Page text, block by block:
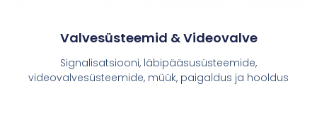
Valvesüsteemid & Videovalve
Signalisatsiooni, läbipääsusüsteemide,
videovalvesüsteemide, müük, paigaldus ja hooldus